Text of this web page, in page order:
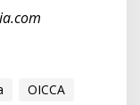
OICCA